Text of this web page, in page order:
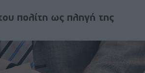
πολίτη ως πληγή της